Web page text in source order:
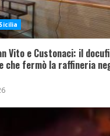
Vito e Custonaci: il
che fermò la raffineria